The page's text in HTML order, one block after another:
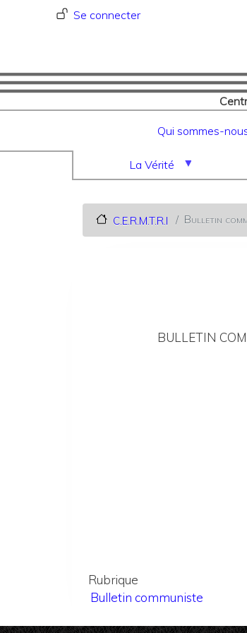
Menu du compte de
Se connecter
NavigationQui sommes-
La Vérité
C.E.R.M.T.R.I Bulletin
BULLETIN
Rubrique
Bulletin communiste